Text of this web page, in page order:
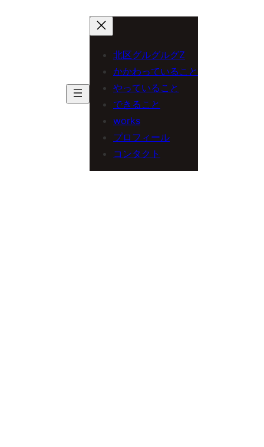
北区グルグルグZ
かかわっていること
やっていること
できること
works
プロフィール
コンタクト